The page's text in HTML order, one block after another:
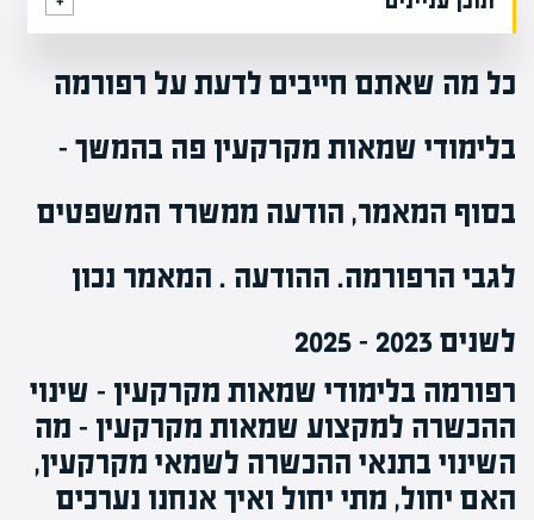
כל מה שאתם חייבים לדעת על רפורמה
בלימודי שמאות מקרקעין פה בהמשך –
בסוף המאמר, הודעה ממשרד המשפטים
לגבי הרפורמה. ההודעה . המאמר נכון
לשנים 2023 – 2025
רפורמה בלימודי שמאות מקרקעין – שינוי
ההכשרה למקצוע שמאות מקרקעין – מה
השינוי בתנאי ההכשרה לשמאי מקרקעין,
האם יחול, מתי יחול ואיך אנחנו נערכים